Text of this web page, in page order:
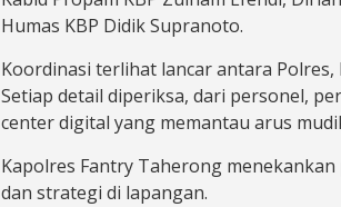
Humas KBP Didik Supranoto.
Koordinasi terlihat lancar antara Polres,
Setiap detail diperiksa, dari personel,
center digital yang memantau arus
Kapolres Fantry Taherong
dan strategi di lapangan.